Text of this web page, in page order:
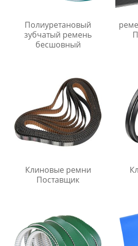
Полиуретановый
зубчатый ремень
бесшовный
Клиновые ремни
Поставщик